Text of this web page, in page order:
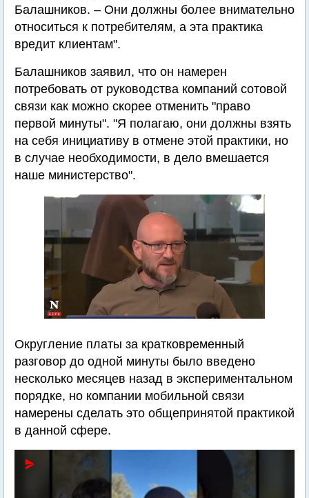
Балашников. – Они должны более внимательно
относиться к потребителям, а эта практика
вредит клиентам".
Балашников заявил, что он намерен
потребовать от руководства компаний сотовой
связи как можно скорее отменить "право
первой минуты". "Я полагаю, они должны взять
на себя инициативу в отмене этой практики, но
в случае необходимости, в дело вмешается
наше министерство".
Округление платы за кратковременный
разговор до одной минуты было введено
несколько месяцев назад в экспериментальном
порядке, но компании мобильной связи
намерены сделать это общепринятой практикой
в данной сфере.